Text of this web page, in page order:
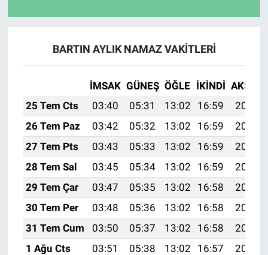
BARTIN AYLIK NAMAZ VAKITLERI
İMSAK GÜNEŞ ÖĞLE İKINDI AKŞAM
25 Tem Cts
03:40 05:31 13:02 16:59
20:23
26 Tem Paz
03:42 05:32 13:02 16:59
20:23
27 Tem Pts
03:43 05:33 13:02 16:59
20:22
28 Tem Sal
03:45 05:34 13:02 16:59
20:21
29 Tem Çar
03:47 05:35 13:02 16:58
20:20
30 Tem Per
03:48 05:36 13:02 16:58
20:19
31 Tem Cum
03:50 05:37 13:02 16:58
20:17
1 Ağu Cts
03:51 05:38 13:02 16:57
20:16